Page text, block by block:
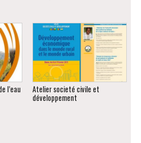
l’eau
Atelier societé civile et
développement